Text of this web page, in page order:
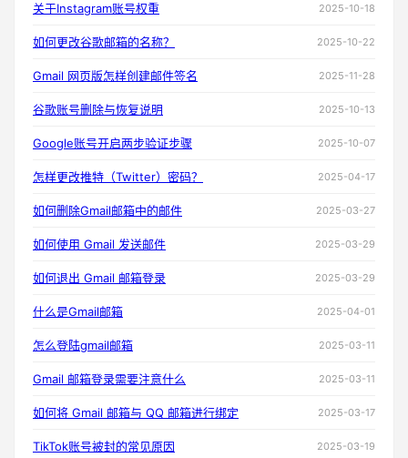
关于Instagram账号权重 2025-10-18
如何更改谷歌邮箱的名称？ 2025-10-22
Gmail 网页版怎样创建邮件签名 2025-11-28
谷歌账号删除与恢复说明 2025-10-13
Google账号开启两步验证步骤 2025-10-07
怎样更改推特（Twitter）密码？ 2025-04-17
如何删除Gmail邮箱中的邮件 2025-03-27
如何使用 Gmail 发送邮件 2025-03-29
如何退出 Gmail 邮箱登录 2025-03-29
什么是Gmail邮箱 2025-04-01
怎么登陆gmail邮箱 2025-03-11
Gmail 邮箱登录需要注意什么 2025-03-11
如何将 Gmail 邮箱与 QQ 邮箱进行绑定 2025-03-17
TikTok账号被封的常见原因 2025-03-19